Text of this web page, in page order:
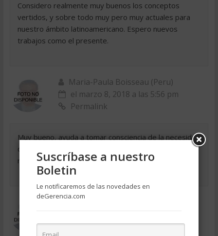
Considero realmente muy buenos los conceptos
vertidos, y sobre todo muy pero muy actuales para
nuestro ámbito latinoamericano. Espero nuevos
trabajos como el presente.
Maria-Paula Boisseau (Peru)
el marzo 8, 2018 a las 5:56 pm
Permalink
Muy bueno, ayuda a tomar consciencia de la necesidad
de cambio de mentalidad y de una formación que
nunca termina…
Wiliam Guaira (Venezuela)
Permalink
Suscríbase a nuestro
Boletin
Le notificaremos de las novedades en
deGerencia.com